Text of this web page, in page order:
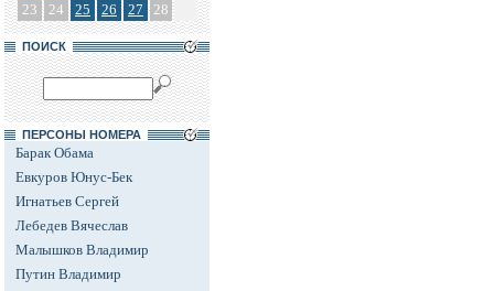
23
24 25 26 27 28
ПОИСК
ПЕРСОНЫ НОМЕРА
Барак Обама
Евкуров Юнус-Бек
Игнатьев Сергей
Лебедев Вячеслав
Малышков Владимир
Путин Владимир